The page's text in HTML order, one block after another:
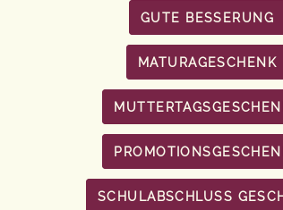
GUTE BESSERUNG
MATURAGESCHENK
SCHULABSCHLUSS